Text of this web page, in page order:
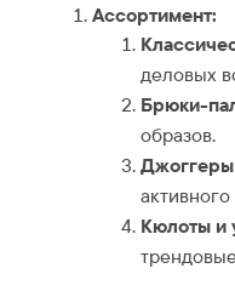
Ассортимент:
деловых
Брюки-
образов.
Кюлоты и